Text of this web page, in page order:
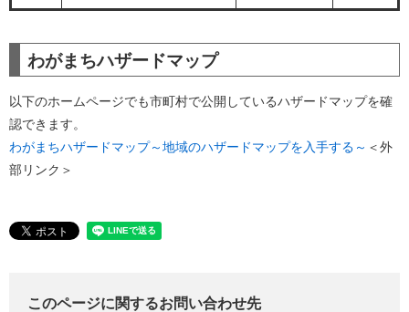
わがまちハザードマップ
以下のホームページでも市町村で公開しているハザードマップを確
認できます。
わがまちハザードマップ～地域のハザードマップを入手する～ ＜外
部リンク＞
このページに関するお問い合わせ先